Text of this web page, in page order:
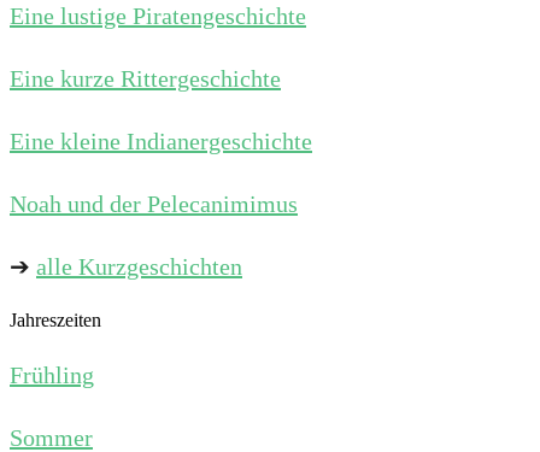
Eine lustige Piratengeschichte
Eine kurze Rittergeschichte
Eine kleine Indianergeschichte
Noah und der Pelecanimimus
➔ alle Kurzgeschichten
Jahreszeiten
Frühling
Sommer